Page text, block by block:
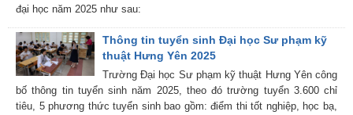
đại học năm 2025 như sau:
Thông tin tuyển sinh Đại học Sư phạm kỹ
thuật Hưng Yên 2025
Trường Đại học Sư phạm kỹ thuật Hưng Yên công
bố thông tin tuyển sinh năm 2025, theo đó trường tuyển 3.600 chỉ
tiêu, 5 phương thức tuyển sinh bao gồm: điểm thi tốt nghiệp, học bạ,